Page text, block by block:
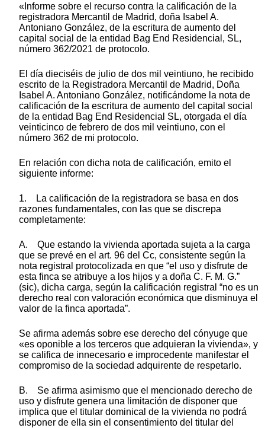
«Informe sobre el recurso contra la calificación de la
registradora Mercantil de Madrid, doña Isabel A.
Antoniano González, de la escritura de aumento del
capital social de la entidad Bag End Residencial, SL,
número 362/2021 de protocolo.
El día dieciséis de julio de dos mil veintiuno, he recibido
escrito de la Registradora Mercantil de Madrid, Doña
Isabel A. Antoniano González, notificándome la nota de
calificación de la escritura de aumento del capital social
de la entidad Bag End Residencial SL, otorgada el día
veinticinco de febrero de dos mil veintiuno, con el
número 362 de mi protocolo.
En relación con dicha nota de calificación, emito el
siguiente informe:
1. La calificación de la registradora se basa en dos
razones fundamentales, con las que se discrepa
completamente:
A. Que estando la vivienda aportada sujeta a la carga
que se prevé en el art. 96 del Cc, consistente según la
nota registral protocolizada en que “el uso y disfrute de
esta finca se atribuye a los hijos y a doña C. F. M. G.”
(sic), dicha carga, según la calificación registral “no es un
derecho real con valoración económica que disminuya el
valor de la finca aportada”.
Se afirma además sobre ese derecho del cónyuge que
«es oponible a los terceros que adquieran la vivienda», y
se califica de innecesario e improcedente manifestar el
compromiso de la sociedad adquirente de respetarlo.
B. Se afirma asimismo que el mencionado derecho de
uso y disfrute genera una limitación de disponer que
implica que el titular dominical de la vivienda no podrá
disponer de ella sin el consentimiento del titular del